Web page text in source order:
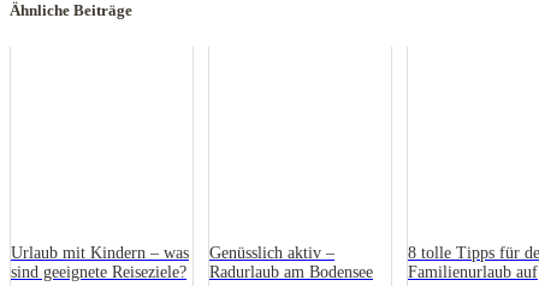
Ähnliche Beiträge
Urlaub mit Kindern – was
sind geeignete Reiseziele?
Genüsslich aktiv –
Radurlaub am Bodensee
8 tolle Tipps für
Familienurlaub auf